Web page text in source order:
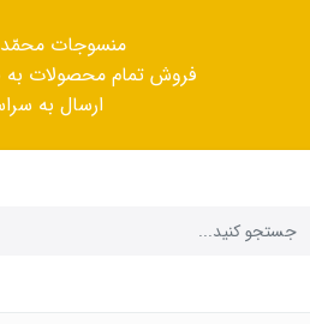
منسوجات
فروش تمام محصولات
ارسال به